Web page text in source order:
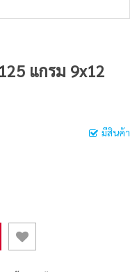
แกรม 9x12
มีสินค้า